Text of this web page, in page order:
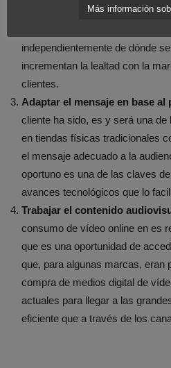
(conectando el stock de tiendas
independientemente de dónde
incrementan la lealtad con la
clientes.
Adaptar el mensaje en base al
cliente ha sido, es y será una
en tiendas físicas tradicionales
el mensaje adecuado a la
oportuno es una de las claves
avances tecnológicos que lo
Trabajar el contenido
consumo de vídeo online en es
que es una oportunidad de
que, para algunas marcas, eran
compra de medios digital de
actuales para llegar a las
eficiente que a través de los
Más información